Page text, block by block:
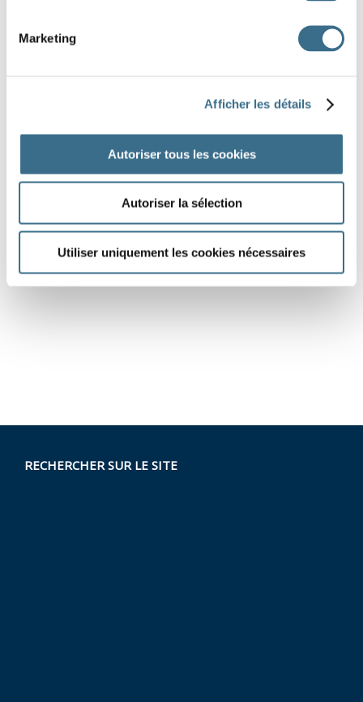
Marketing
Afficher les détails
Autoriser tous les cookies
Autoriser la sélection
Utiliser uniquement les cookies nécessaires
RECHERCHER SUR LE SITE